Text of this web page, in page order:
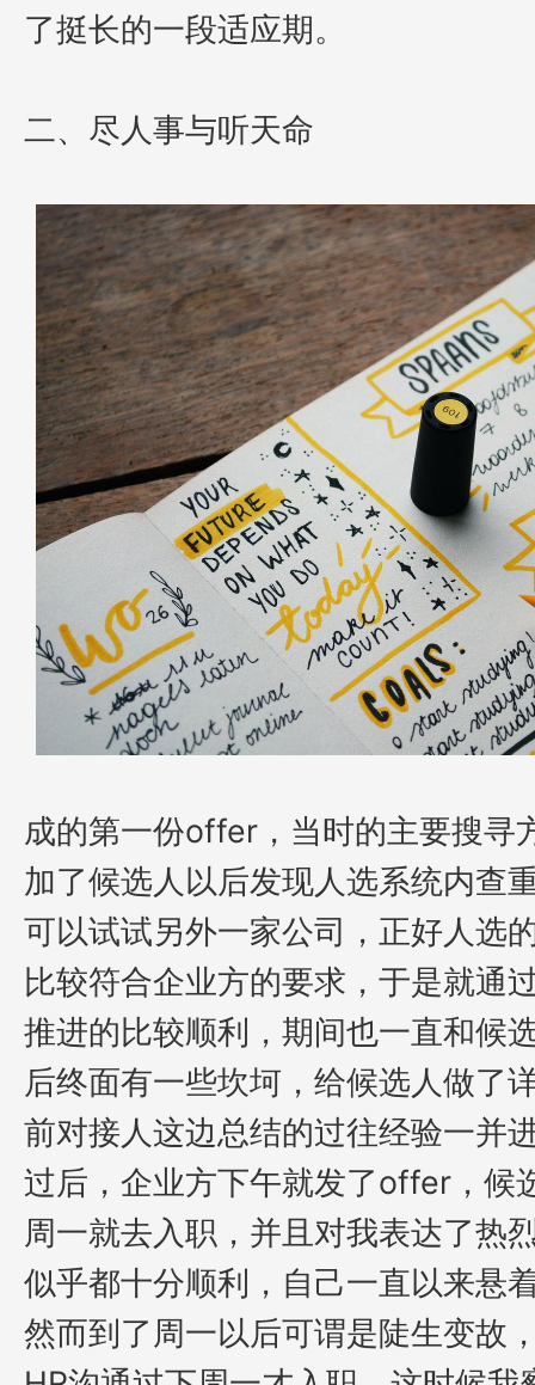
了挺长的一段适应期。
二、尽人事与听天命
成的第一份offer，当时的主要搜寻
加了候选人以后发现人选系统内查
可以试试另外一家公司，正好人选
比较符合企业方的要求，于是就通
推进的比较顺利，期间也一直和候
后终面有一些坎坷，给候选人做了
前对接人这边总结的过往经验一并
过后，企业方下午就发了offer，候
周一就去入职 ，并且对我表达了热
似乎都十分顺利，自己一直以来悬
然而到了周一以后可谓是陡生变故